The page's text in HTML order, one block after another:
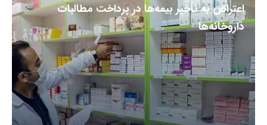
اعتراض به تأخیر بیمه‌ها در پرداخت مطالبات
داروخانه‌ها